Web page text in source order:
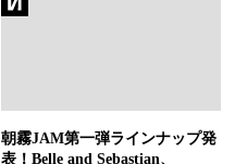
朝霧JAM第一弾ラインナップ発
表！Belle and Sebastian、